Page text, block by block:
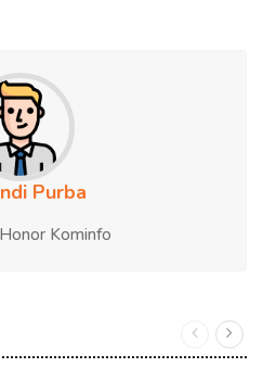
Purba
Kominfo